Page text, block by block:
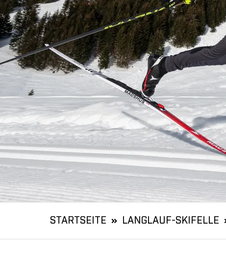
STARTSEITE LANGLAUF-SKIFELLE